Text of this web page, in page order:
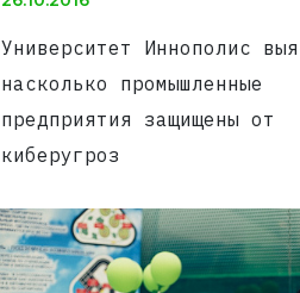
Университет Иннополис
насколько промышленные
предприятия защищены от
киберугроз